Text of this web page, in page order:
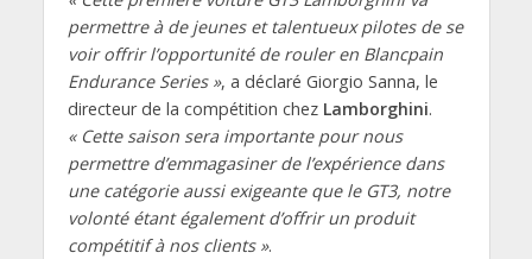
permettre à de jeunes et talentueux pilotes de se
voir offrir l’opportunité de rouler en Blancpain
Endurance Series », a déclaré Giorgio Sanna, le
directeur de la compétition chez Lamborghini.
« Cette saison sera importante pour nous
permettre d’emmagasiner de l’expérience dans
une catégorie aussi exigeante que le GT3, notre
volonté étant également d’offrir un produit
compétitif à nos clients ».